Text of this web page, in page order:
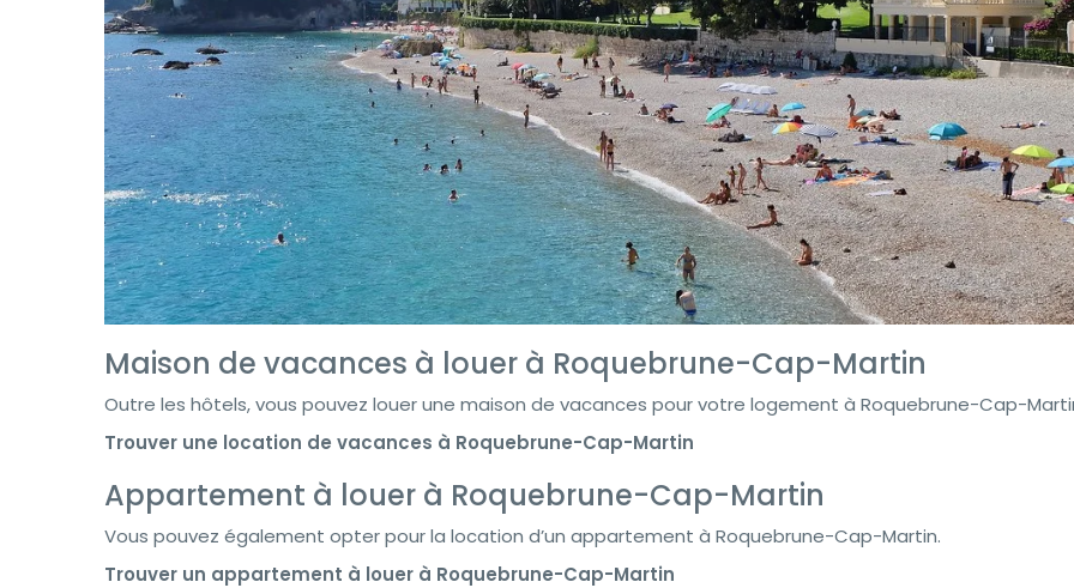
Maison de vacances à louer à Roquebrune-Cap-Martin
Outre les hôtels, vous pouvez louer une maison de vacances pour votre logement à Roquebrune-Cap-
Trouver une location de vacances à Roquebrune-Cap-Martin
Appartement à louer à Roquebrune-Cap-Martin
Vous pouvez également opter pour la location d’un appartement à Roquebrune-Cap-Martin.
Trouver un appartement à louer à Roquebrune-Cap-Martin